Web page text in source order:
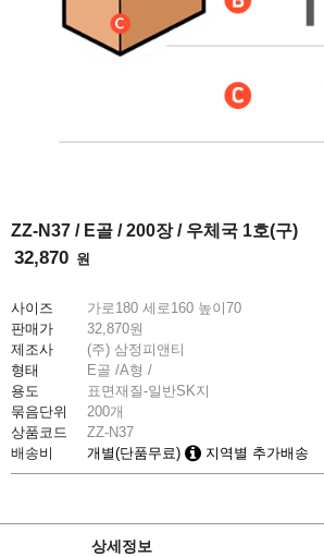
ZZ-N37 / E골 / 200장 / 우체국 1호(구)
32,870 원
사이즈 가로180 세로160 높이70
판매가
32,870원
제조사
(주) 삼정피앤티
형태
E골 /A형 /
용도
표면재질-일반SK지
묶음단위
200개
상품코드
ZZ-N37
배송비
개별(단품무료) 지역별 추가배송
상세정보